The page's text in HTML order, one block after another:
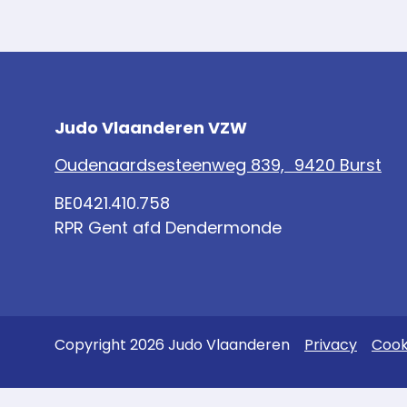
Judo Vlaanderen VZW
Oudenaardsesteenweg 839, 9420 Burst
BE0421.410.758
RPR Gent afd Dendermonde
Copyright 2026 Judo Vlaanderen Privacy